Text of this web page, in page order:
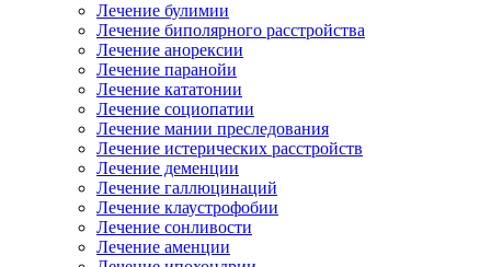
Лечение булимии
Лечение биполярного расстройства
Лечение анорексии
Лечение паранойи
Лечение кататонии
Лечение социопатии
Лечение мании преследования
Лечение истерических расстройств
Лечение деменции
Лечение галлюцинаций
Лечение клаустрофобии
Лечение сонливости
Лечение аменции